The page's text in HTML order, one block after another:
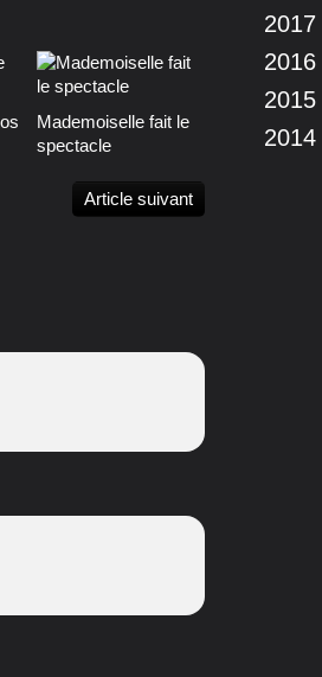
Mademoiselle fait le
spectacle
Article suivant
2017
2016
2015
2014